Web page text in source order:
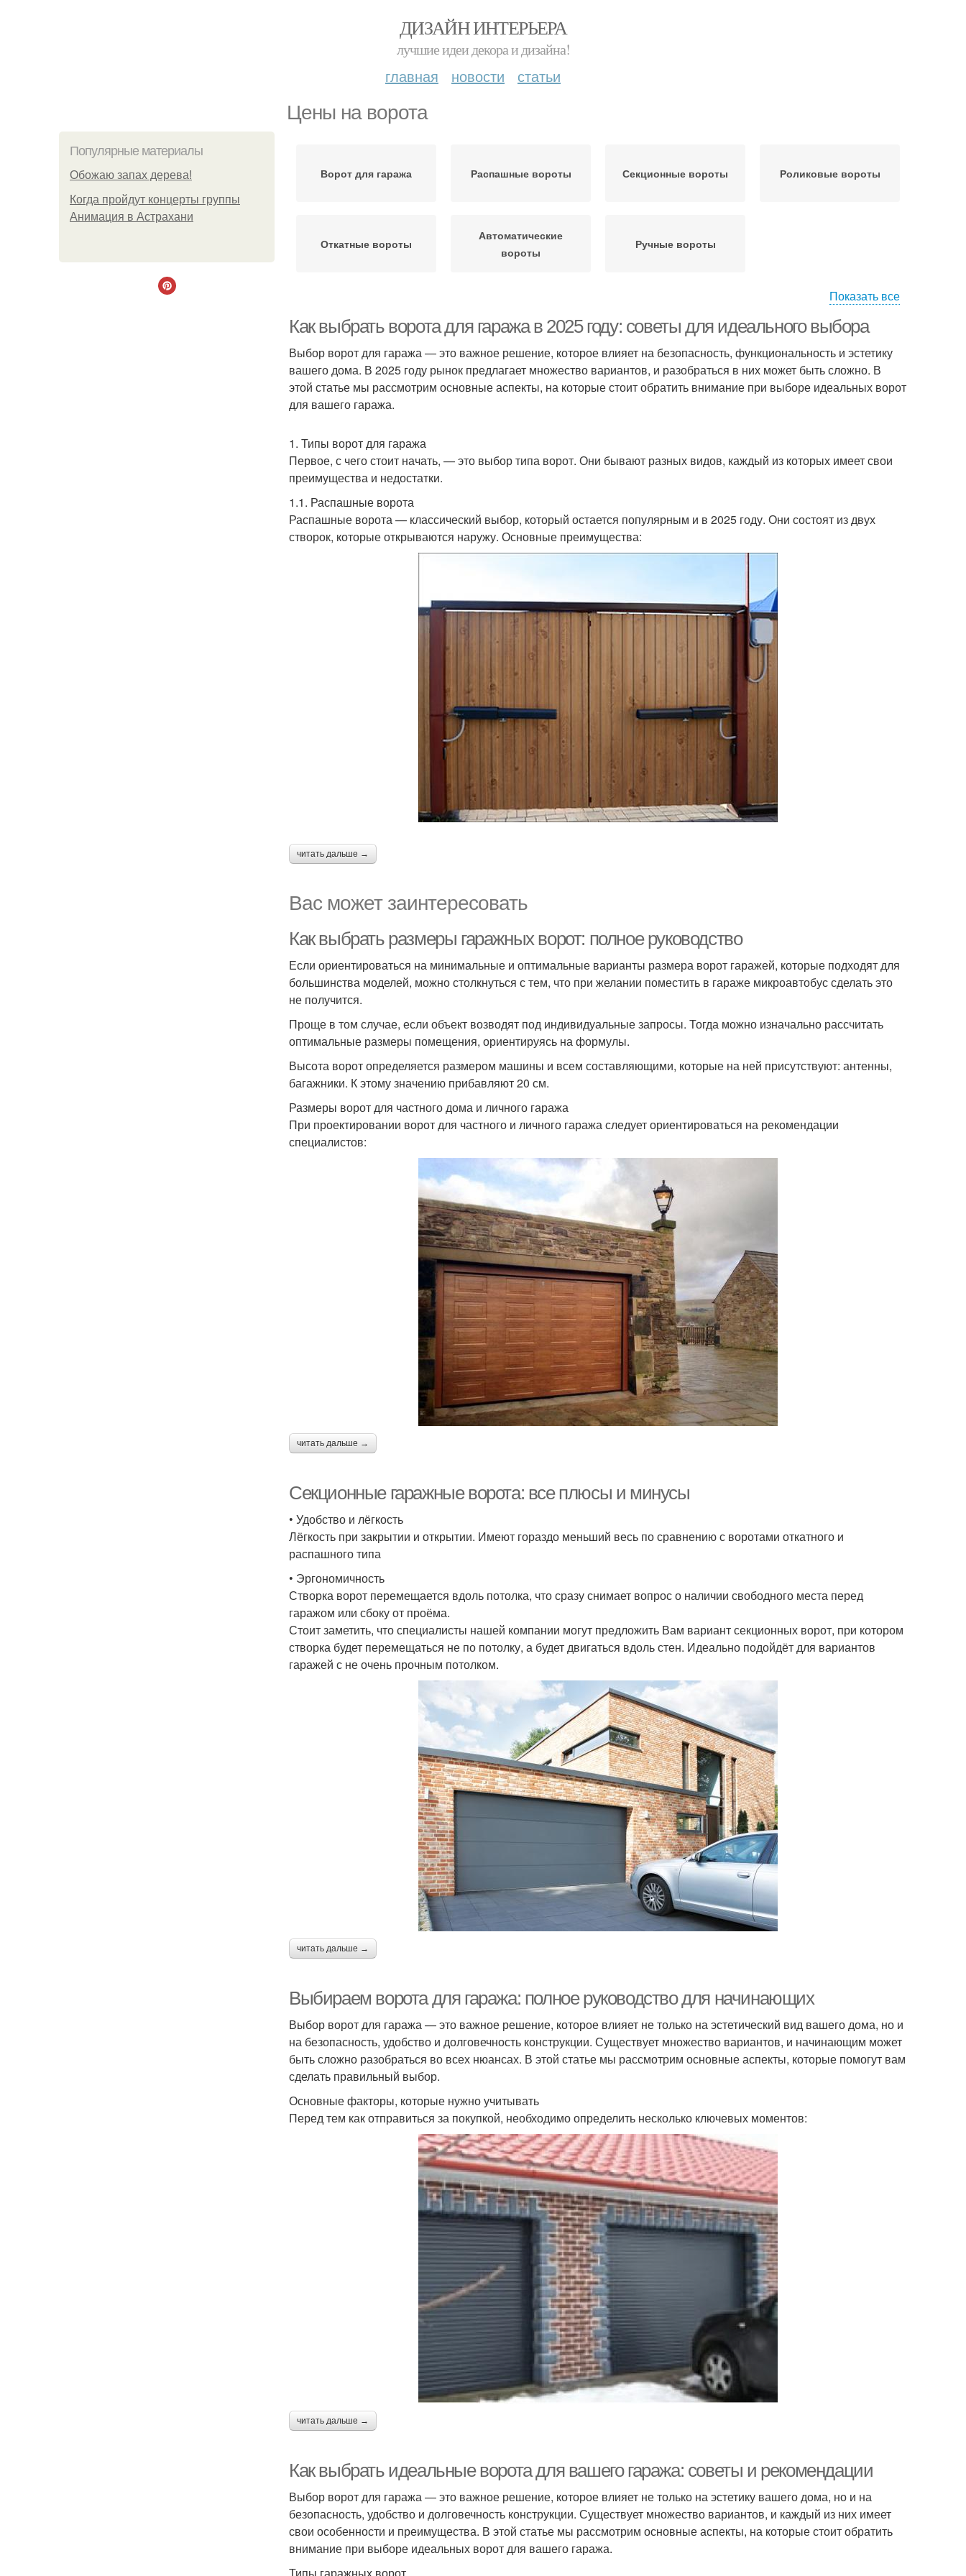
ДИЗАЙН ИНТЕРЬЕРА
лучшие идеи декора и дизайна!
главная новости статьи
Цены на ворота
Популярные материалы
Обожaю зaпах деpева!
Когда пройдут концерты группы
Анимация в Астрахани
Ворот для гаража Распашные вороты Секционные вороты Роликовые вороты
Откатные вороты
Автоматические
вороты
Ручные вороты
Показать все
Как выбрать ворота для гаража в 2025 году: советы для идеального выбора
Выбор ворот для гаража — это важное решение, которое влияет на безопасность, функциональность и эстетику
вашего дома. В 2025 году рынок предлагает множество вариантов, и разобраться в них может быть сложно. В
этой статье мы рассмотрим основные аспекты, на которые стоит обратить внимание при выборе идеальных ворот
для вашего гаража.
1. Типы ворот для гаража
Первое, с чего стоит начать, — это выбор типа ворот. Они бывают разных видов, каждый из которых имеет свои
преимущества и недостатки.
1.1. Распашные ворота
Распашные ворота — классический выбор, который остается популярным и в 2025 году. Они состоят из двух
створок, которые открываются наружу. Основные преимущества:
читать дальше →
Вас может заинтересовать
Как выбрать размеры гаражных ворот: полное руководство
Если ориентироваться на минимальные и оптимальные варианты размера ворот гаражей, которые подходят для
большинства моделей, можно столкнуться с тем, что при желании поместить в гараже микроавтобус сделать это
не получится.
Проще в том случае, если объект возводят под индивидуальные запросы. Тогда можно изначально рассчитать
оптимальные размеры помещения, ориентируясь на формулы.
Высота ворот определяется размером машины и всем составляющими, которые на ней присутствуют: антенны,
багажники. К этому значению прибавляют 20 см.
Размеры ворот для частного дома и личного гаража
При проектировании ворот для частного и личного гаража следует ориентироваться на рекомендации
специалистов:
читать дальше →
Секционные гаражные ворота: все плюсы и минусы
• Удобство и лёгкость
Лёгкость при закрытии и открытии. Имеют гораздо меньший весь по сравнению с воротами откатного и
распашного типа
• Эргономичность
Створка ворот перемещается вдоль потолка, что сразу снимает вопрос о наличии свободного места перед
гаражом или сбоку от проёма.
Стоит заметить, что специалисты нашей компании могут предложить Вам вариант секционных ворот, при котором
створка будет перемещаться не по потолку, а будет двигаться вдоль стен. Идеально подойдёт для вариантов
гаражей с не очень прочным потолком.
читать дальше →
Выбираем ворота для гаража: полное руководство для начинающих
Выбор ворот для гаража — это важное решение, которое влияет не только на эстетический вид вашего дома, но и
на безопасность, удобство и долговечность конструкции. Существует множество вариантов, и начинающим может
быть сложно разобраться во всех нюансах. В этой статье мы рассмотрим основные аспекты, которые помогут вам
сделать правильный выбор.
Основные факторы, которые нужно учитывать
Перед тем как отправиться за покупкой, необходимо определить несколько ключевых моментов:
читать дальше →
Как выбрать идеальные ворота для вашего гаража: советы и рекомендации
Выбор ворот для гаража — это важное решение, которое влияет не только на эстетику вашего дома, но и на
безопасность, удобство и долговечность конструкции. Существует множество вариантов, и каждый из них имеет
свои особенности и преимущества. В этой статье мы рассмотрим основные аспекты, на которые стоит обратить
внимание при выборе идеальных ворот для вашего гаража.